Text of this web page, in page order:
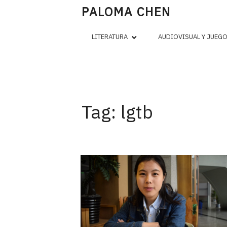
PALOMA CHEN
LITERATURA AUDIOVISUAL Y
Tag: lgtb